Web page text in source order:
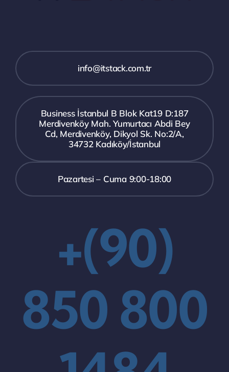
info@itstack.com.tr
Business İstanbul B Blok Kat19 D:187
Merdivenköy Mah. Yumurtacı Abdi Bey
Cd, Merdivenköy, Dikyol Sk. No:2/A,
34732 Kadıköy/İstanbul
Pazartesi – Cuma 9:00-18:00
+(90)
850 800